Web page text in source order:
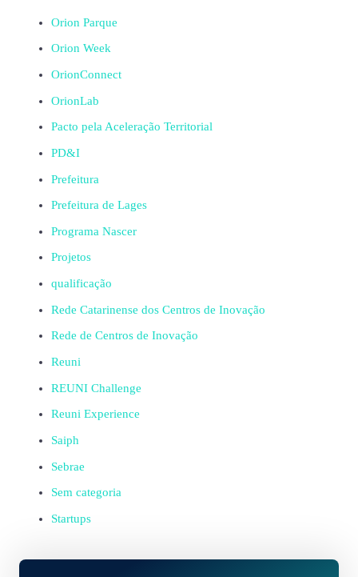
Orion Parque
Orion Week
OrionConnect
OrionLab
Pacto pela Aceleração Territorial
PD&I
Prefeitura
Prefeitura de Lages
Programa Nascer
Projetos
qualificação
Rede Catarinense dos Centros de Inovação
Rede de Centros de Inovação
Reuni
REUNI Challenge
Reuni Experience
Saiph
Sebrae
Sem categoria
Startups